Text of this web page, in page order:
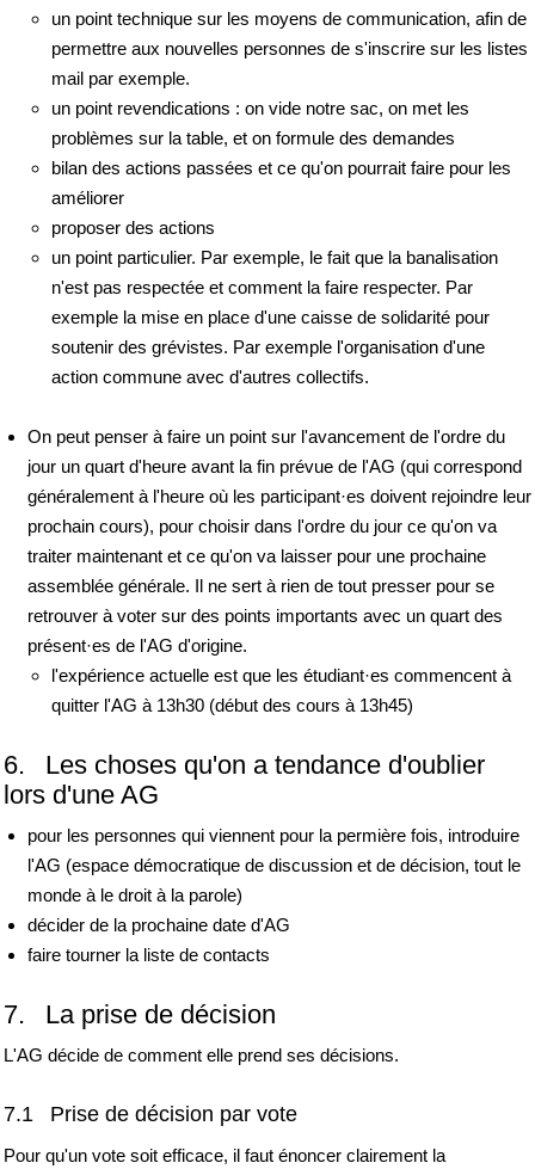
un point technique sur les moyens de communication, afin de
permettre aux nouvelles personnes de s'inscrire sur les listes
mail par exemple.
un point revendications : on vide notre sac, on met les
problèmes sur la table, et on formule des demandes
bilan des actions passées et ce qu'on pourrait faire pour les
améliorer
proposer des actions
un point particulier. Par exemple, le fait que la banalisation
n'est pas respectée et comment la faire respecter. Par
exemple la mise en place d'une caisse de solidarité pour
soutenir des grévistes. Par exemple l'organisation d'une
action commune avec d'autres collectifs.
On peut penser à faire un point sur l'avancement de l'ordre du
jour un quart d'heure avant la fin prévue de l'AG (qui correspond
généralement à l'heure où les participant·es doivent rejoindre leur
prochain cours), pour choisir dans l'ordre du jour ce qu'on va
traiter maintenant et ce qu'on va laisser pour une prochaine
assemblée générale. Il ne sert à rien de tout presser pour se
retrouver à voter sur des points importants avec un quart des
présent·es de l'AG d'origine.
l'expérience actuelle est que les étudiant·es commencent à
quitter l'AG à 13h30 (début des cours à 13h45)
6. Les choses qu'on a tendance d'oublier
lors d'une AG
pour les personnes qui viennent pour la permière fois, introduire
l'AG (espace démocratique de discussion et de décision, tout le
monde à le droit à la parole)
décider de la prochaine date d'AG
faire tourner la liste de contacts
7. La prise de décision
L'AG décide de comment elle prend ses décisions.
7.1 Prise de décision par vote
Pour qu'un vote soit efficace, il faut énoncer clairement la